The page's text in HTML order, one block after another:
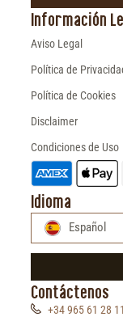
Información
Aviso Legal
Política de
Política de Cookies
Disclaimer
Condiciones de Uso
Idioma
Español
Contáctenos
+34 965 61 28 11